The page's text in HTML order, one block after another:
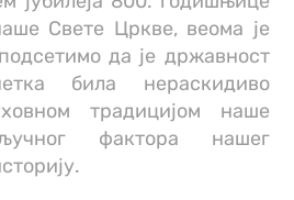
Свете Цркве, веома је
да је државност
била нераскидиво
традицијом наше
фактора нашег